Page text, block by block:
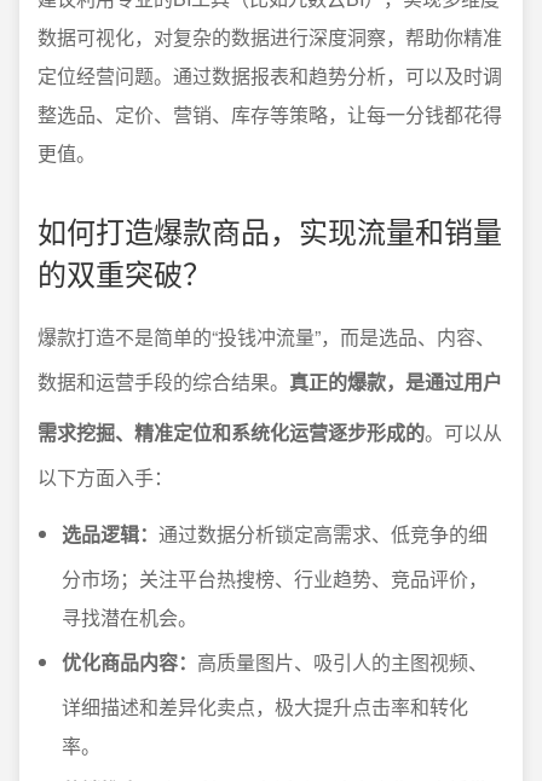
数据可视化，对复杂的数据进行深度洞察，帮助你精准
定位经营问题。通过数据报表和趋势分析，可以及时调
整选品、定价、营销、库存等策略，让每一分钱都花得
更值。
如何打造爆款商品，实现流量和销量
的双重突破？
爆款打造不是简单的“投钱冲流量”，而是选品、内容、
数据和运营手段的综合结果。 真正的爆款，是通过用户
需求挖掘、精准定位和系统化运营逐步形成的。可以从
以下方面入手：
选品逻辑： 通过数据分析锁定高需求、低竞争的细
分市场；关注平台热搜榜、行业趋势、竞品评价，
寻找潜在机会。
优化商品内容： 高质量图片、吸引人的主图视频、
详细描述和差异化卖点，极大提升点击率和转化
率。